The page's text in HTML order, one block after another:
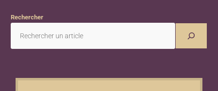
Rechercher